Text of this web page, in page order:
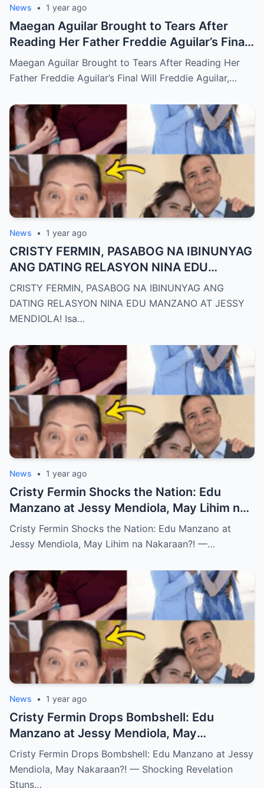
News • 1 year ago
Maegan Aguilar Brought to Tears After
Reading Her Father Freddie Aguilar’s Final
Will
Maegan Aguilar Brought to Tears After Reading Her
Father Freddie Aguilar’s Final Will Freddie Aguilar,…
News • 1 year ago
CRISTY FERMIN, PASABOG NA IBINUNYAG
ANG DATING RELASYON NINA EDU
MANZANO AT JESSY MENDIOLA!
CRISTY FERMIN, PASABOG NA IBINUNYAG ANG
DATING RELASYON NINA EDU MANZANO AT JESSY
MENDIOLA! Isa…
News • 1 year ago
Cristy Fermin Shocks the Nation: Edu
Manzano at Jessy Mendiola, May Lihim na
Nakaraan?! — Alamin ang Buong
Katotohanan!
Cristy Fermin Shocks the Nation: Edu Manzano at
Jessy Mendiola, May Lihim na Nakaraan?! —…
News • 1 year ago
Cristy Fermin Drops Bombshell: Edu
Manzano at Jessy Mendiola, May
Nakaraan?! — Shocking Revelation Stuns
Showbiz Fans!
Cristy Fermin Drops Bombshell: Edu Manzano at Jessy
Mendiola, May Nakaraan?! — Shocking Revelation
Stuns…